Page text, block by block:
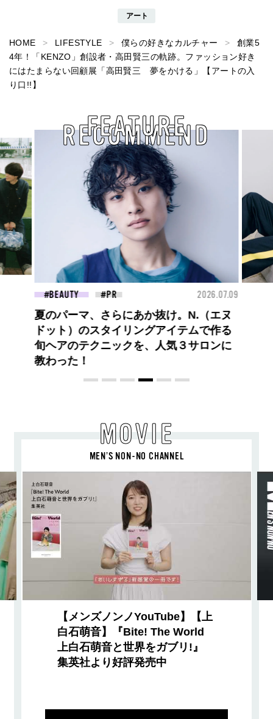
アート
HOME LIFESTYLE 僕らの好きなカルチャー
創業5
4年！「KENZO」創設者・高田賢三の軌跡。ファッション好き
にはたまらない回顧展「高田賢三 夢をかける」【アートの入
り口!!】
RECOMMEND
FEATURE
FASHION 2026.07.09
ロエベの新しい世界へようこそ。大胆な
コントラストとレイヤードの先に。装う
喜び、明るいスピリット
MOVIE
MEN’S NON-NO CHANNEL
【メンズノンノYouTube】【上
白石萌音】『Bite! The World
上白石萌音と世界をガブリ!』
集英社より好評発売中